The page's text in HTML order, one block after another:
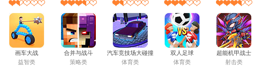
画车大战
益智类
合并与战斗
策略类
汽车竞技场大碰撞
体育类
双人足球
体育类
超能机甲战士
射击类